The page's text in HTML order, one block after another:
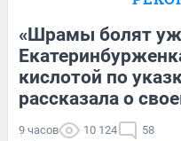
«Шрамы болят
кислотой по
рассказала о
9 часов 10 124 58